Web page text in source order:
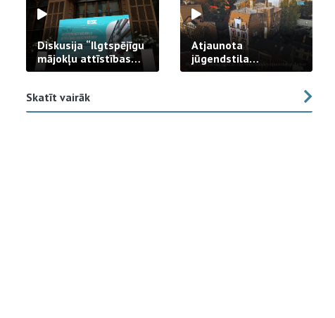
Diskusija “Ilgtspējīgu
mājokļu attīstības
izaicinājums”
Atjaunota
jūgendstila
arhitektūras pērles
Skatīt vairāk